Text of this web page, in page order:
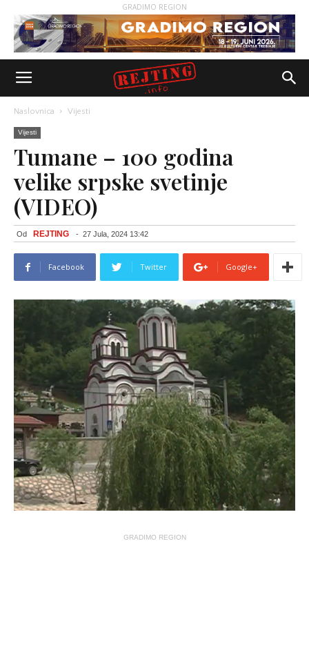
GRADIMO REGION
Naslovnica Vijesti
Vijesti
Tumane – 100 godina
velike srpske svetinje
(VIDEO)
Od REJTING - 27 Jula, 2024 13:42
Facebook Twitter Google+
GRADIMO REGION